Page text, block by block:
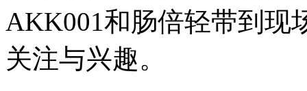
AKK001和肠倍轻带到现
关注与兴趣。